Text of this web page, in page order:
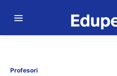
Profesori